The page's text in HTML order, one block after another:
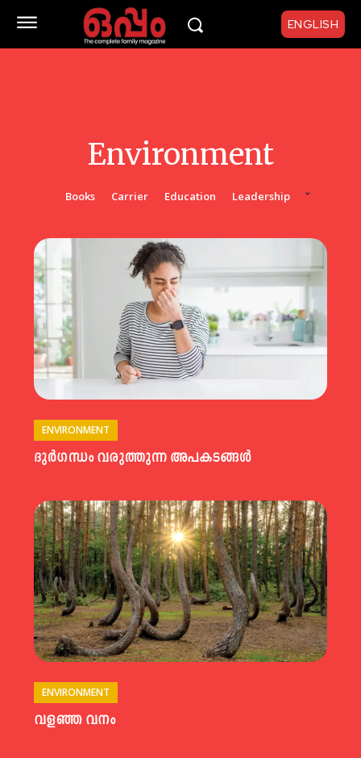
ENGLISH
Environment
Books Carrier Education Leadership
ENVIRONMENT
ദുർഗന്ധം വരുത്തുന്ന അപകടങ്ങൾ
ENVIRONMENT
വളഞ്ഞ വനം